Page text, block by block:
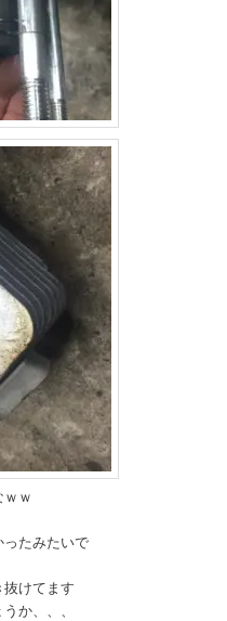
ｗ
たみたいで
けてます
か、、、